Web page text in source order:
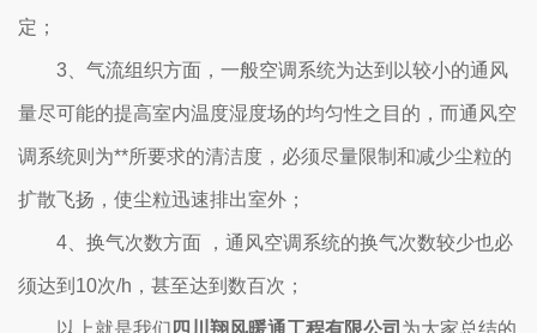
定；
3、气流组织方面，一般空调系统为达到以较小的通风
量尽可能的提高室内温度湿度场的均匀性之目的，而通风空
调系统则为**所要求的清洁度，必须尽量限制和减少尘粒的
扩散飞扬，使尘粒迅速排出室外；
4、换气次数方面 ，通风空调系统的换气次数较少也必
须达到10次/h，甚至达到数百次；
以上就是我们 四川翔风暖通工程有限公司 为大家总结的